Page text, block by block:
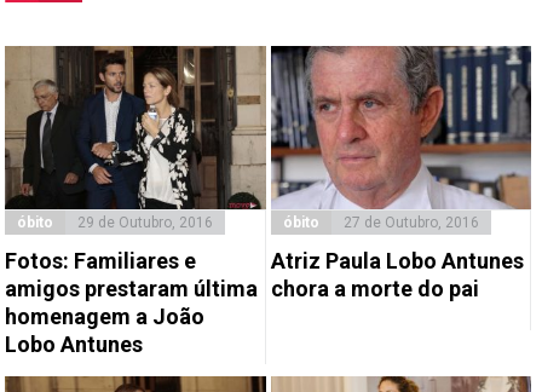
óbito 29 de Outubro, 2016
Fotos: Familiares e
amigos prestaram última
homenagem a João
Lobo Antunes
óbito 27 de Outubro, 2016
Atriz Paula Lobo Antunes
chora a morte do pai